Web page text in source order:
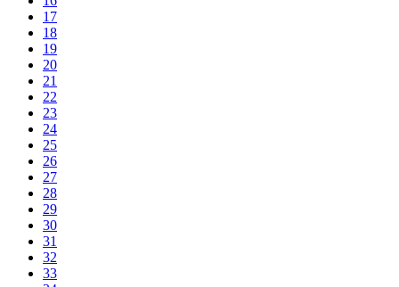
17
18
19
20
21
22
23
24
25
26
27
28
29
30
31
32
33